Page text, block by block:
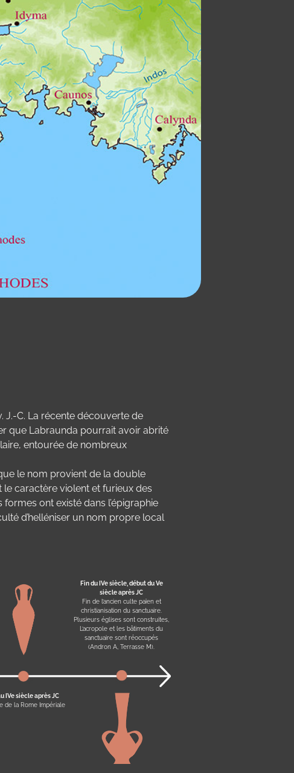
J.-C. La récente découverte de
que Labraunda pourrait avoir abrité
entourée de nombreux
le nom provient de la double
le caractère violent et furieux des
ont existé dans l’épigraphie
d’helléniser un nom propre local
Fin du IVe siècle, début du Ve
siècle après JC
Fin de l’ancien culte païen et
christianisation du sanctuaire.
Plusieurs églises sont construites,
L’acropole et les bâtiments du
sanctuaire sont réoccupés
(Andron A, Terrasse M).
IVe siècle après JC
de la Rome Impériale